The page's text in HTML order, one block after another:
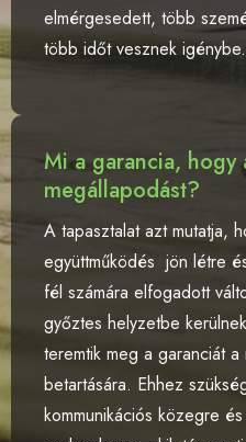
elmérgesedett, több
több időt vesznek igénybe.
Mi a garancia,
megállapodást?
A tapasztalat azt mutatja,
együttműködés jön létre
fél számára elfogadott
győztes helyzetbe
teremtik meg a garanciát
betartására. Ehhez
kommunikációs közegre